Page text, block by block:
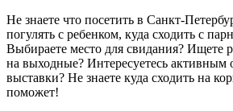
Не знаете что посетить в Санкт-
погулять с ребенком, куда сходить с
Выбираете место для свидания? Ищете
на выходные? Интересуетесь активным
выставки? Не знаете куда сходить на
поможет!